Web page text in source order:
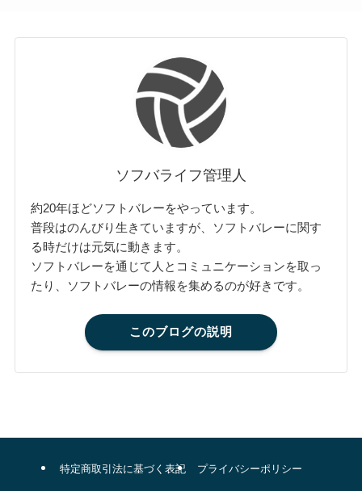
ソフバライフ管理人
約20年ほどソフトバレーをやっています。
普段はのんびり生きていますが、ソフトバレーに関す
る時だけは元気に動きます。
ソフトバレーを通じて人とコミュニケーションを取っ
たり、ソフトバレーの情報を集めるのが好きです。
このブログの説明
特定商取引法に基づく表記 プライバシーポリシー